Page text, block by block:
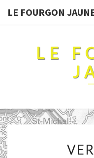
LE FOURGON
LE